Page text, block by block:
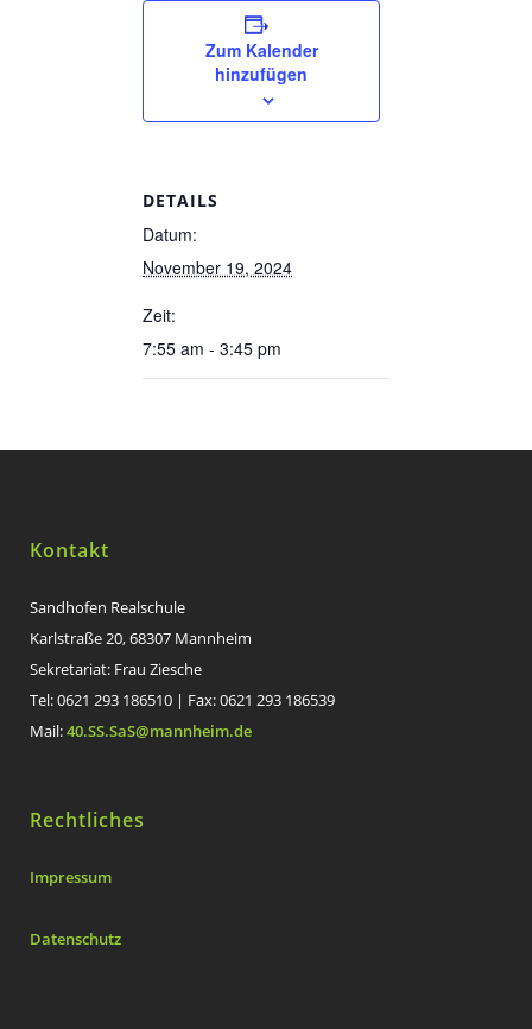
Zum Kalender
hinzufügen
DETAILS
Datum:
November 19, 2024
Zeit:
7:55 am - 3:45 pm
Kontakt
Sandhofen Realschule
Karlstraße 20, 68307 Mannheim
Sekretariat: Frau Ziesche
Tel: 0621 293 186510 | Fax: 0621 293 186539
Mail:40.SS.SaS@mannheim.de
Rechtliches
Impressum
Datenschutz